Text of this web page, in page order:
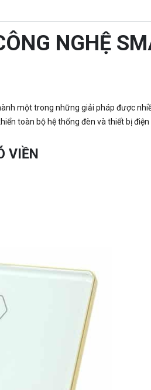
NGHỆ
một trong những giải pháp được
toàn bộ hệ thống đèn và thiết bị
VIỀN